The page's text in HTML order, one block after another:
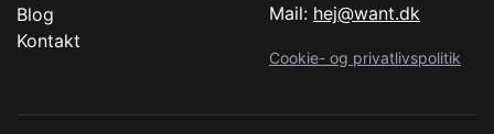
Blog
Kontakt
Mail: hej@want.dk
Cookie- og privatlivspolitik